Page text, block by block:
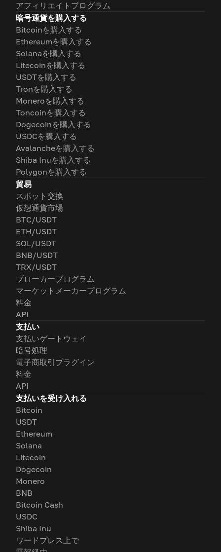
アフィリエイトプログラム
暗号通貨を購入する
Bitcoinを購入する
Ethereumを購入する
Solanaを購入する
Litecoinを購入する
USDTを購入する
Tronを購入する
Moneroを購入する
Toncoinを購入する
Dogecoinを購入する
USDCを購入する
Avalancheを購入する
Shiba Inuを購入する
Polygonを購入する
貿易
スポット交換
仮想通貨市場
BTC/USDT
ETH/USDT
SOL/USDT
BNB/USDT
TRX/USDT
ブローカープログラム
マーケットメーカープログラム
料金
API
支払い
支払いゲートウェイ
暗号処理
電子商取引プラグイン
料金
API
支払いを受け入れる
Bitcoin
USDT
Ethereum
Solana
Litecoin
Dogecoin
Monero
BNB
Bitcoin Cash
USDC
Shiba Inu
ワードプレス上で